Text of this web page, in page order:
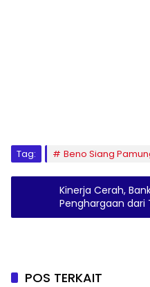
Tag: Beno Siang
Kinerja Cerah,
Penghargaan dari
POS TERKAIT